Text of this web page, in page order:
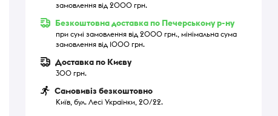
замовлення від 2000 грн.
Безкоштовна доставка по Печерському р-ну
при сумі замовлення від 2000 грн., мінімальна сума
замовлення від 1000 грн.
Доставка по Києву
300 грн.
Самовивіз безкоштовно
Київ, бул. Лесі Українки, 20/22.